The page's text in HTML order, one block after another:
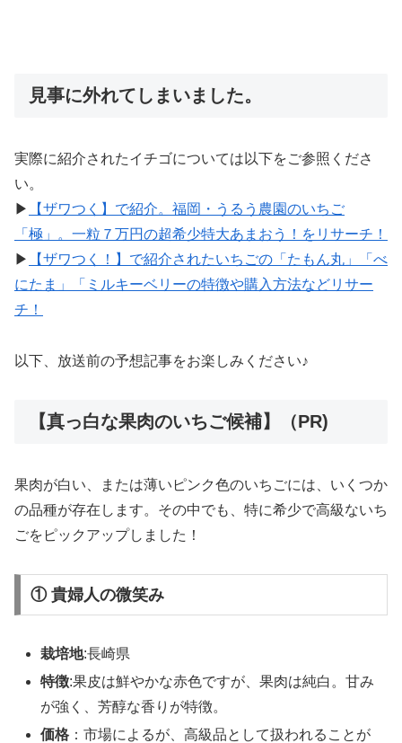
見事に外れてしまいました。
実際に紹介されたイチゴについては以下をご参照くださ
い。
▶
【ザワつく】で紹介。福岡・うるう農園のいちご
「極」。一粒７万円の超希少特大あまおう！をリサーチ！
▶
【ザワつく！】で紹介されたいちごの「たもん丸」「べ
にたま」「ミルキーベリーの特徴や購入方法などリサー
チ！
以下、放送前の予想記事をお楽しみください♪
【真っ白な果肉のいちご候補】（PR)
果肉が白い、または薄いピンク色のいちごには、いくつか
の品種が存在します。その中でも、特に希少で高級ないち
ごをピックアップしました！
① 貴婦人の微笑み
栽培地:長崎県
特徴:果皮は鮮やかな赤色ですが、果肉は純白。甘み
が強く、芳醇な香りが特徴。
価格 ：市場によるが、高級品として扱われることが